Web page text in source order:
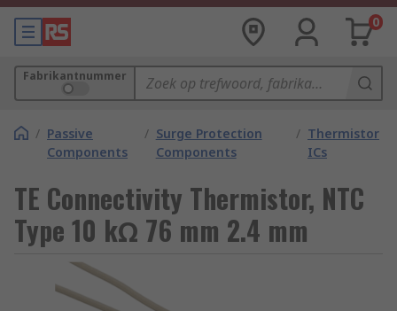
0
Fabrikantnummer
/ Passive
Components
/ Surge Protection
Components
/ Thermistor
ICs
TE Connectivity Thermistor, NTC
Type 10 kΩ 76 mm 2.4 mm